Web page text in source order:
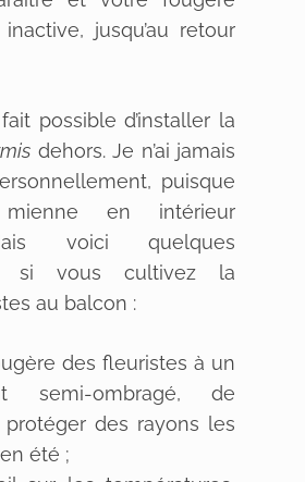
jusqu’au retour
possible d’installer la
dehors. Je n’ai jamais
puisque
en intérieur
voici quelques
si vous cultivez la
au balcon :
des fleuristes à un
semi-ombragé, de
des rayons les
été ;